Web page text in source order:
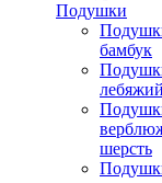
Подушки
бамбук
шерсть